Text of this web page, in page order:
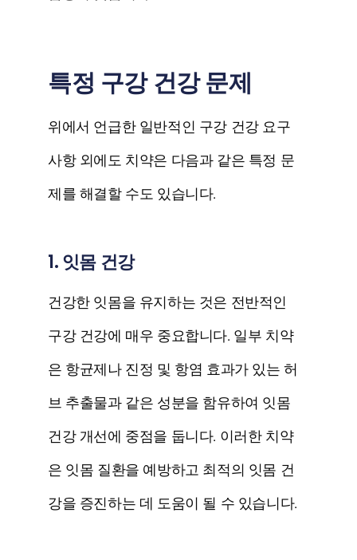
특정 구강 건강 문제
위에서 언급한 일반적인 구강 건강 요구
사항 외에도 치약은 다음과 같은 특정 문
제를 해결할 수도 있습니다.
1. 잇몸 건강
건강한 잇몸을 유지하는 것은 전반적인
구강 건강에 매우 중요합니다. 일부 치약
은 항균제나 진정 및 항염 효과가 있는 허
브 추출물과 같은 성분을 함유하여 잇몸
건강 개선에 중점을 둡니다. 이러한 치약
은 잇몸 질환을 예방하고 최적의 잇몸 건
강을 증진하는 데 도움이 될 수 있습니다.